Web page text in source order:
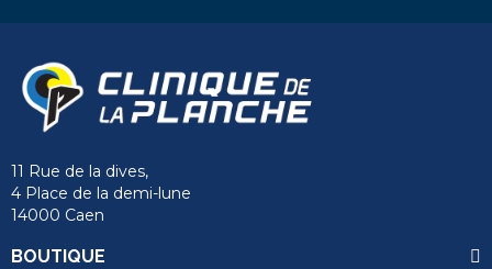
11 Rue de la dives,
4 Place de la demi-lune
14000 Caen
BOUTIQUE